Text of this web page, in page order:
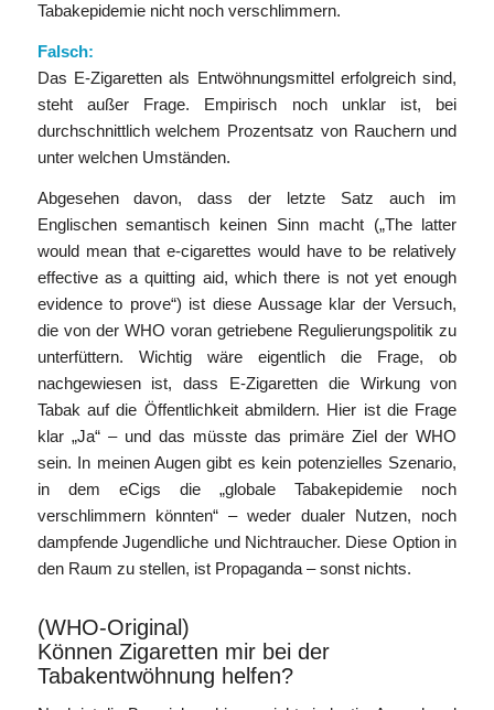
Tabakepidemie nicht noch verschlimmern.
Falsch:
Das E-Zigaretten als Entwöhnungsmittel erfolgreich sind,
steht außer Frage. Empirisch noch unklar ist, bei
durchschnittlich welchem Prozentsatz von Rauchern und
unter welchen Umständen.
Abgesehen davon, dass der letzte Satz auch im
Englischen semantisch keinen Sinn macht („The latter
would mean that e-cigarettes would have to be relatively
effective as a quitting aid, which there is not yet enough
evidence to prove“) ist diese Aussage klar der Versuch,
die von der WHO voran getriebene Regulierungspolitik zu
unterfüttern. Wichtig wäre eigentlich die Frage, ob
nachgewiesen ist, dass E-Zigaretten die Wirkung von
Tabak auf die Öffentlichkeit abmildern. Hier ist die Frage
klar „Ja“ – und das müsste das primäre Ziel der WHO
sein. In meinen Augen gibt es kein potenzielles Szenario,
in dem eCigs die „globale Tabakepidemie noch
verschlimmern könnten“ – weder dualer Nutzen, noch
dampfende Jugendliche und Nichtraucher. Diese Option in
den Raum zu stellen, ist Propaganda – sonst nichts.
(WHO-Original)
Können Zigaretten mir bei der
Tabakentwöhnung helfen?